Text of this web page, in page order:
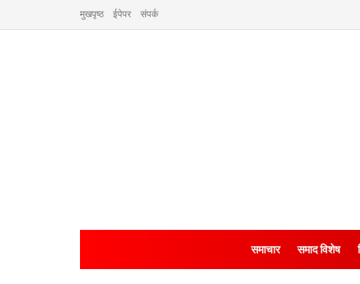
मुखपृष्ठ ईपेपर संपर्क
समाचार समाद विशेष